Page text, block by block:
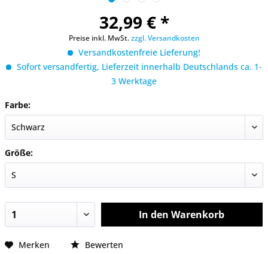
32,99 € *
Preise inkl. MwSt.zzgl. Versandkosten
Versandkostenfreie Lieferung!
Sofort versandfertig, Lieferzeit innerhalb Deutschlands ca. 1-
3 Werktage
Farbe:
Größe:
In den Warenkorb
Merken Bewerten